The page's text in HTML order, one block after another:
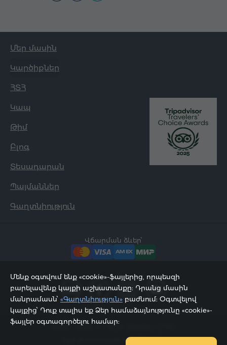
Մեր մասին
Կարծիքներ
ՀՏՀ
Կապ
Թիմ
Բլոգ
Տեսադարան
Պայմաններ
Գաղտնիություն
Վճարման ձևեր՝
2002 - 2026, © «Հյուր Սերվիս» ՍՊԸ;
Էջը թարմացվել է 09.08.2026
Մենք օգտվում ենք «cookie»-ֆայլերից, որպեսզի
բարելավենք կայքի աշխատանքը: Դրանց մասին
մանրամասն՝ «Գաղտնիություն» բաժնում: Օգտվելով
կայքից՝ Դուք տալիս եք Ձեր համաձայնությունը «cookie»-
ֆայլեր օգտագործելու համար: